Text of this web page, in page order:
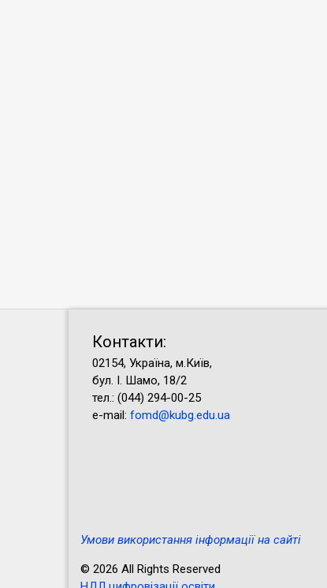
Контакти:
02154, Україна, м.Київ,
бул. І. Шамо, 18/2
тел.: (044) 294-00-25
e-mail: fomd@kubg.edu.ua
Умови використання інформації на сайті
© 2026 All Rights Reserved